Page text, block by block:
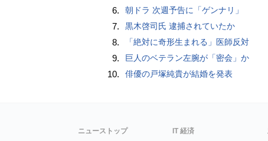
6. 朝ドラ 次週予告に「ゲンナリ」
7. 黒木啓司氏 逮捕されていたか
8. 「絶対に奇形生まれる」医師反対
9. 巨人のベテラン左腕が「密会」か
10. 俳優の戸塚純貴が結婚を発表
ニューストップ IT 経済